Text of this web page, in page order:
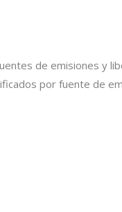
de emisiones y
por fuente de